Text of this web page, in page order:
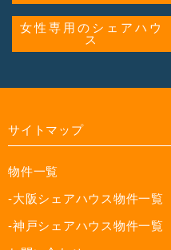
女性専用のシェアハウ
ス
サイトマップ
物件一覧
-大阪シェアハウス物件一覧
-神戸シェアハウス物件一覧